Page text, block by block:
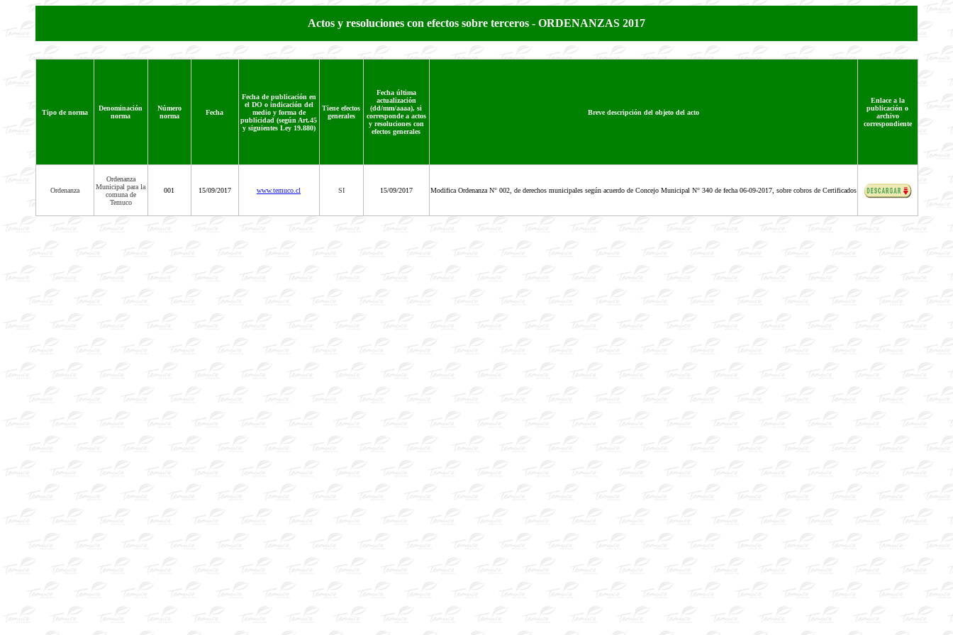
Actos y resoluciones con efectos sobre terceros - ORDENANZAS 2017
Tipo de norma
Denominación
norma
Número
norma
Fecha
Fecha de publicación en
el DO o indicación del
medio y forma de
publicidad (según Art.45
y siguientes Ley 19.880)
Tiene efectos
generales
Fecha última
actualización
(dd/mm/aaaa), si
corresponde a actos
y resoluciones con
efectos generales
Breve descripción del objeto del acto
Enlace a la
publicación o
archivo
correspondiente
Ordenanza
Ordenanza
Municipal para la
comuna de
Temuco
001 15/09/2017 www.temuco.cl SI 15/09/2017 Modifica Ordenanza N° 002, de derechos municipales según acuerdo de Concejo Municipal N° 340 de fecha 06-09-2017, sobre cobros de Certificados